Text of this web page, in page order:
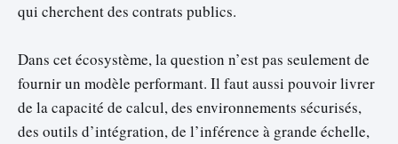
qui cherchent des contrats publics.
Dans cet écosystème, la question n’est pas seulement de
fournir un modèle performant. Il faut aussi pouvoir livrer
de la capacité de calcul, des environnements sécurisés,
des outils d’intégration, de l’inférence à grande échelle,